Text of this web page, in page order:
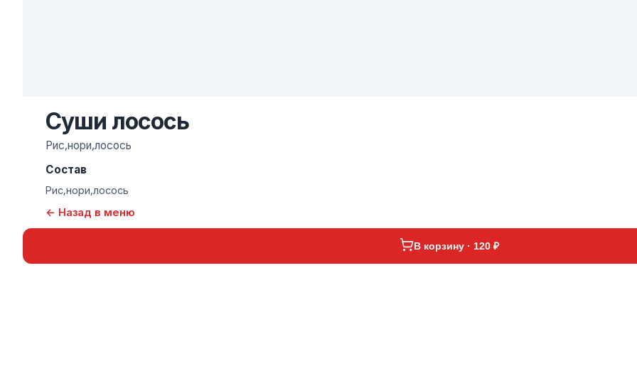
Суши лосось
Рис,нори,лосось
Состав
Рис,нори,лосось
← Назад в меню
В корзину · 120 ₽